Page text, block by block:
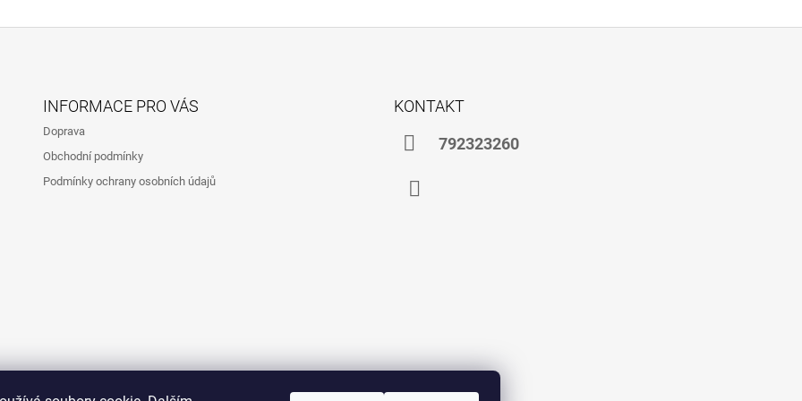
INFORMACE PRO VÁS
Doprava
Obchodní podmínky
Podmínky ochrany osobních údajů
KONTAKT
792323260